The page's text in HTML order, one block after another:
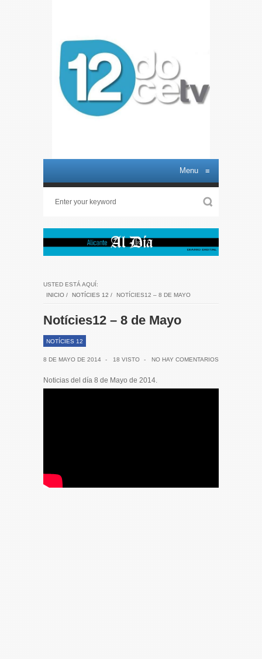
Menu ≡
USTED ESTÁ AQUÍ:
INICIO / NOTÍCIES 12 / NOTÍCIES12 – 8 DE MAYO
Notícies12 – 8 de Mayo
NOTÍCIES 12
8 DE MAYO DE 2014 - 18 VISTO - NO HAY COMENTARIOS
Noticias del día 8 de Mayo de 2014.